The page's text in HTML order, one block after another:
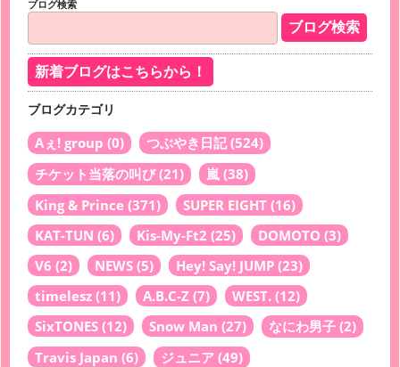
ブログ検索
新着ブログはこちらから！
ブログカテゴリ
Aぇ! group (0) つぶやき日記(524)
チケット当落の叫び(21) 嵐 (38)
King & Prince (371) SUPER EIGHT (16)
KAT-TUN (6) Kis-My-Ft2 (25) DOMOTO (3)
V6 (2) NEWS (5) Hey! Say! JUMP (23)
timelesz (11) A.B.C-Z (7) WEST. (12)
SixTONES (12) Snow Man (27) なにわ男子 (2)
Travis Japan (6) ジュニア (49)